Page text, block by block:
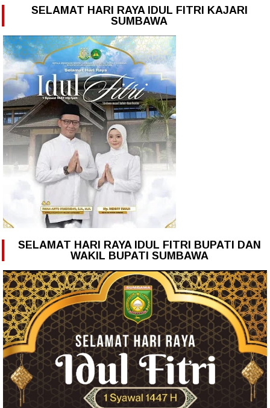
SELAMAT HARI RAYA IDUL FITRI KAJARI
SUMBAWA
SELAMAT HARI RAYA IDUL FITRI BUPATI DAN
WAKIL BUPATI SUMBAWA